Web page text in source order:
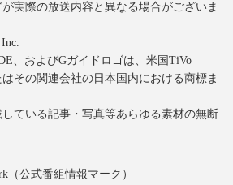
実際の放送内容と異なる場合がございま
、およびGガイドロゴは、米国TiVo
その関連会社の日本国内における商標ま
ている記事・写真等あらゆる素材の無断
（公式番組情報マーク）